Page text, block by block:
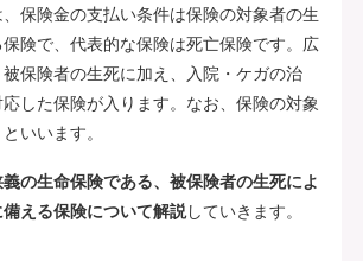
保険金の支払い条件は保険の対象者の生
険で、代表的な保険は死亡保険です。広
保険者の生死に加え、入院・ケガの治
した保険が入ります。なお、保険の対象
いいます。
義の生命保険である、被保険者の生死によ
える保険について解説していきます。